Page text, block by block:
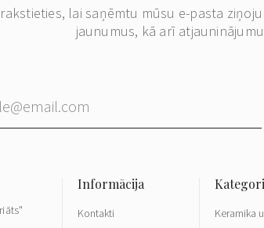
lai saņēmtu mūsu e-pasta
jaunumus, kā arī
Kontakti Keramika